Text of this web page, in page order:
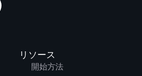
リソース
開始方法